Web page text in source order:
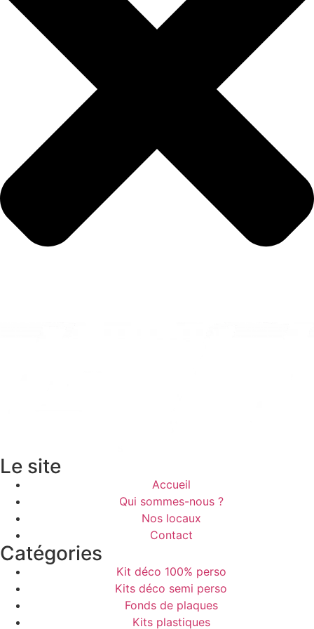
Le site
Accueil
Qui sommes-nous ?
Nos locaux
Contact
Catégories
Kit déco 100% perso
Kits déco semi perso
Fonds de plaques
Kits plastiques